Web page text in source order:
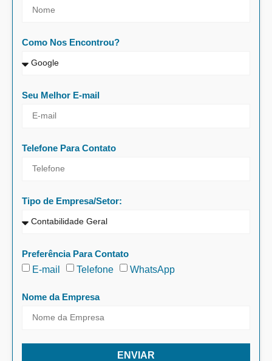
Como Nos Encontrou?
Seu Melhor E-mail
Telefone Para Contato
Tipo de Empresa/Setor:
Preferência Para Contato
E-mail
Telefone WhatsApp
Nome da Empresa
ENVIAR